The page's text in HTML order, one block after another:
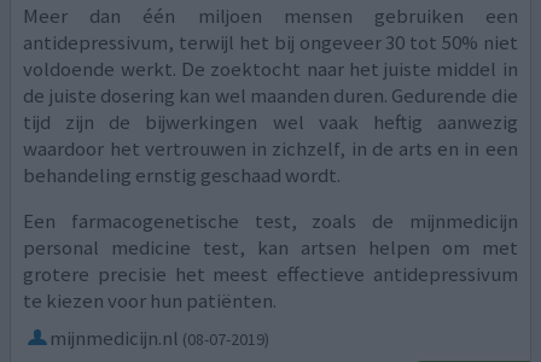
Meer dan één miljoen mensen gebruiken een
antidepressivum, terwijl het bij ongeveer 30 tot 50% niet
voldoende werkt. De zoektocht naar het juiste middel in
de juiste dosering kan wel maanden duren. Gedurende die
tijd zijn de bijwerkingen wel vaak heftig aanwezig
waardoor het vertrouwen in zichzelf, in de arts en in een
behandeling ernstig geschaad wordt.
Een farmacogenetische test, zoals de mijnmedicijn
personal medicine test, kan artsen helpen om met
grotere precisie het meest effectieve antidepressivum
te kiezen voor hun patiënten.
mijnmedicijn.nl (08-07-2019)